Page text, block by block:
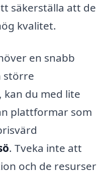
säkerställa att de
kvalitet.
en snabb
större
du med lite
plattformar som
. Tveka inte att
och de resurser